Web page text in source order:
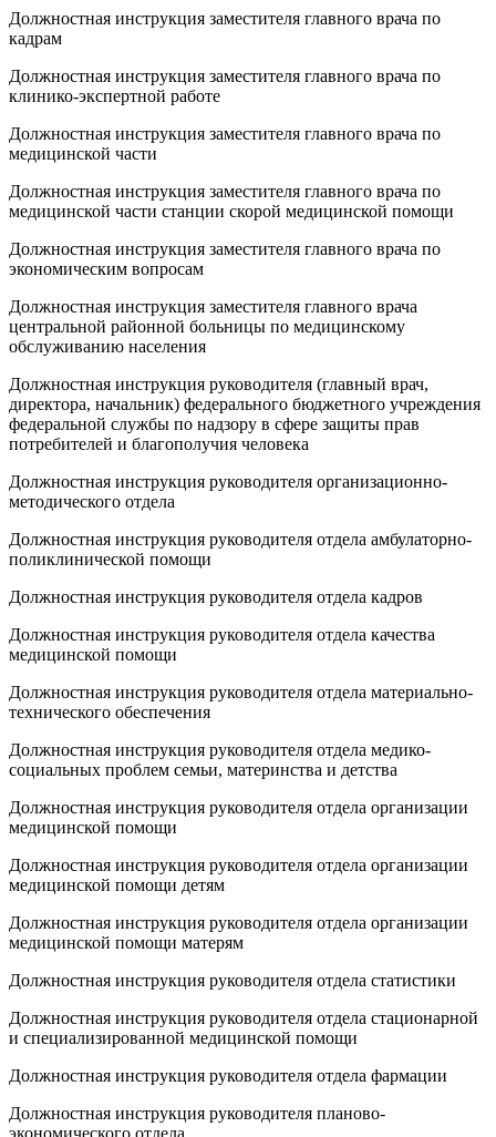
Должностная инструкция заместителя главного врача по
кадрам
Должностная инструкция заместителя главного врача по
клинико-экспертной работе
Должностная инструкция заместителя главного врача по
медицинской части
Должностная инструкция заместителя главного врача по
медицинской части станции скорой медицинской помощи
Должностная инструкция заместителя главного врача по
экономическим вопросам
Должностная инструкция заместителя главного врача
центральной районной больницы по медицинскому
обслуживанию населения
Должностная инструкция руководителя (главный врач,
директора, начальник) федерального бюджетного учреждения
федеральной службы по надзору в сфере защиты прав
потребителей и благополучия человека
Должностная инструкция руководителя организационно-
методического отдела
Должностная инструкция руководителя отдела амбулаторно-
поликлинической помощи
Должностная инструкция руководителя отдела кадров
Должностная инструкция руководителя отдела качества
медицинской помощи
Должностная инструкция руководителя отдела материально-
технического обеспечения
Должностная инструкция руководителя отдела медико-
социальных проблем семьи, материнства и детства
Должностная инструкция руководителя отдела организации
медицинской помощи
Должностная инструкция руководителя отдела организации
медицинской помощи детям
Должностная инструкция руководителя отдела организации
медицинской помощи матерям
Должностная инструкция руководителя отдела статистики
Должностная инструкция руководителя отдела стационарной
и специализированной медицинской помощи
Должностная инструкция руководителя отдела фармации
Должностная инструкция руководителя планово-